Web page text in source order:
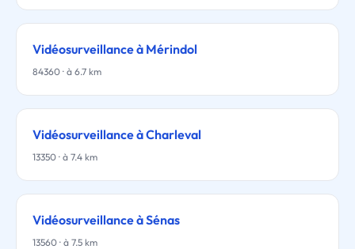
Vidéosurveillance à Mérindol
84360 · à 6.7 km
Vidéosurveillance à Charleval
13350 · à 7.4 km
Vidéosurveillance à Sénas
13560 · à 7.5 km